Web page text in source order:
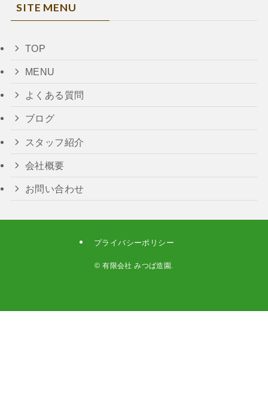
SITE MENU
TOP
MENU
よくある質問
ブログ
スタッフ紹介
会社概要
お問い合わせ
プライバシーポリシー
© 有限会社 みつば造園.